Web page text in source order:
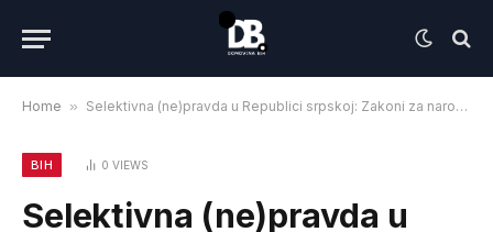
Home » Selektivna (ne)pravda u Republici srpskoj: Zakoni za narod, privilegije za vlast
BIH 0 VIEWS
Selektivna (ne)pravda u